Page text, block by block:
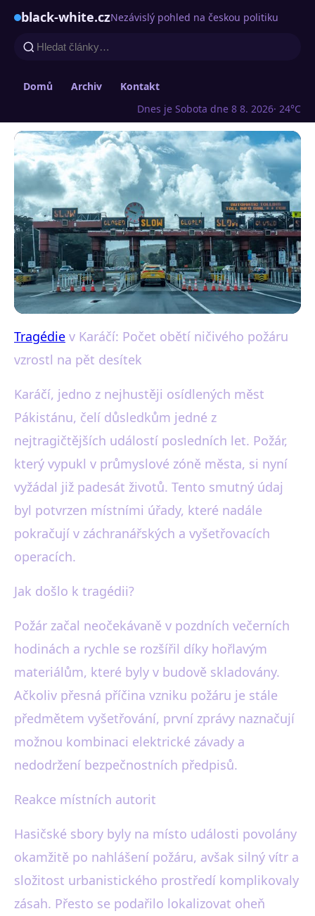
black-white.czNezávislý pohled na českou politiku
Domů Archiv
Kontakt
Dnes je Sobota dne 8 8. 2026· 24°C
black-white.cz
Požár v Karáčí: Počet obětí
stoupl na 50, vyšetřování
pokračuje
22. 1. 2026 · 3 min čtení · Autor: Martin Černý
Tragédie v Karáčí: Počet obětí ničivého požáru
vzrostl na pět desítek
Karáčí, jedno z nejhustěji osídlených měst
Pákistánu, čelí důsledkům jedné z
nejtragičtějších událostí posledních let. Požár,
který vypukl v průmyslové zóně města, si nyní
vyžádal již padesát životů. Tento smutný údaj
byl potvrzen místními úřady, které nadále
pokračují v záchranářských a vyšetřovacích
operacích.
Jak došlo k tragédii?
Požár začal neočekávaně v pozdních večerních
hodinách a rychle se rozšířil díky hořlavým
materiálům, které byly v budově skladovány.
Ačkoliv přesná příčina vzniku požáru je stále
předmětem vyšetřování, první zprávy naznačují
možnou kombinaci elektrické závady a
nedodržení bezpečnostních předpisů.
Reakce místních autorit
Hasičské sbory byly na místo události povolány
okamžitě po nahlášení požáru, avšak silný vítr a
složitost urbanistického prostředí komplikovaly
zásah. Přesto se podařilo lokalizovat oheň